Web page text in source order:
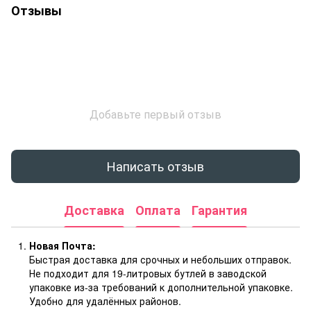
Отзывы
Добавьте первый отзыв
Написать отзыв
Доставка Оплата Гарантия
Новая Почта:
Быстрая доставка для срочных и небольших отправок.
Не подходит для 19-литровых бутлей в заводской
упаковке из-за требований к дополнительной упаковке.
Удобно для удалённых районов.